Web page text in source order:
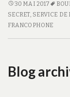
L’INVENTION
DE
LA
30 MAI 2017
SECRET, SERVICE DE
FRANCOPHONE
Blog